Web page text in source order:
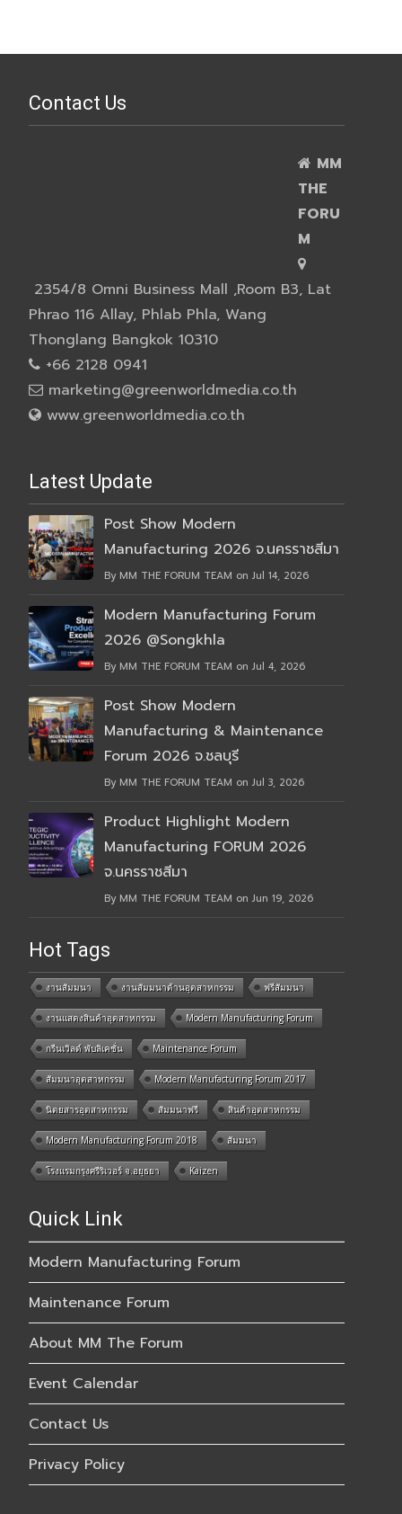
Contact Us
MM
THE
FORU
M
2354/8 Omni Business Mall ,Room B3, Lat
Phrao 116 Allay, Phlab Phla, Wang
Thonglang Bangkok 10310
+66 2128 0941
marketing@greenworldmedia.co.th
www.greenworldmedia.co.th
Latest Update
Post Show Modern
Manufacturing 2026 จ.นครราชสีมา
By MM THE FORUM TEAM on Jul 14, 2026
Modern Manufacturing Forum
2026 @Songkhla
By MM THE FORUM TEAM on Jul 4, 2026
Post Show Modern
Manufacturing & Maintenance
Forum 2026 จ.ชลบุรี
By MM THE FORUM TEAM on Jul 3, 2026
Product Highlight Modern
Manufacturing FORUM 2026
จ.นครราชสีมา
By MM THE FORUM TEAM on Jun 19, 2026
Hot Tags
งานสัมมนา งานสัมมนาด้านอุตสาหกรรม ฟรีสัมมนา
งานแสดงสินค้าอุตสาหกรรม Modern Manufacturing Forum
กรีนเวิลด์ พับลิเคชั่น Maintenance Forum
สัมมนาอุตสาหกรรม Modern Manufacturing Forum 2017
นิตยสารอุตสาหกรรม สัมมนาฟรี สินค้าอุตสาหกรรม
Modern Manufacturing Forum 2018 สัมมนา
โรงแรมกรุงศรีริเวอร์ จ.อยุธยา Kaizen
Quick Link
Modern Manufacturing Forum
Maintenance Forum
About MM The Forum
Event Calendar
Contact Us
Privacy Policy